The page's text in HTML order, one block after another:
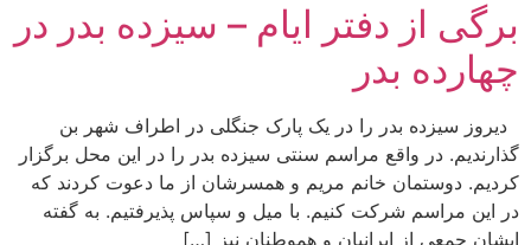
برگی از دفتر ایام – سیزده بدر در
چهارده بدر
دیروز سیزده بدر را در یک پارک جنگلی در اطراف شهر بن
گذارندیم. در واقع مراسم سنتی سیزده بدر را در این محل برگزار
کردیم. دوستمان خانم مریم و همسرشان از ما دعوت کردند که
در این مراسم شرکت کنیم. با میل و سپاس پذیرفتیم. به گفته
ایشان جمعی از ایرانیان و هموطنان نیز […]